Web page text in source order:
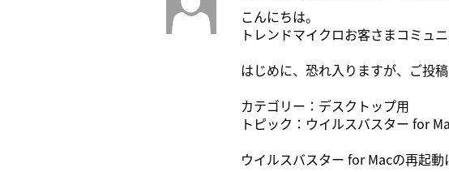
こんにちは。
トレンドマイクロお客さまコミュ
はじめに、恐れ入りますが、ご投
カテゴリー：デスクトップ用
トピック：ウイルスバスター for
ウイルスバスター for Macの再起動